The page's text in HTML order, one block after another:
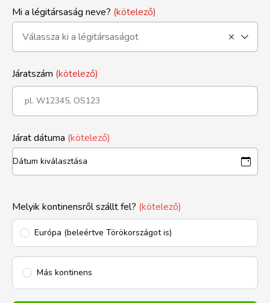
Mi a légitársaság neve? (kötelező)
Járatszám (kötelező)
Járat dátuma (kötelező)
Melyik kontinensről szállt fel? (kötelező)
Európa (beleértve Törökországot is)
Más kontinens